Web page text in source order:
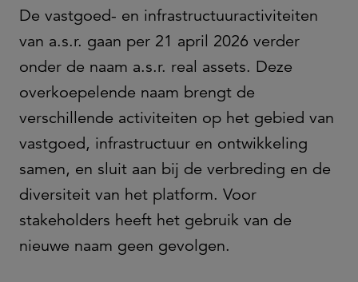
De vastgoed- en infrastructuuractiviteiten
van a.s.r. gaan per 21 april 2026 verder
onder de naam a.s.r. real assets. Deze
overkoepelende naam brengt de
verschillende activiteiten op het gebied van
vastgoed, infrastructuur en ontwikkeling
samen, en sluit aan bij de verbreding en de
diversiteit van het platform. Voor
stakeholders heeft het gebruik van de
nieuwe naam geen gevolgen.